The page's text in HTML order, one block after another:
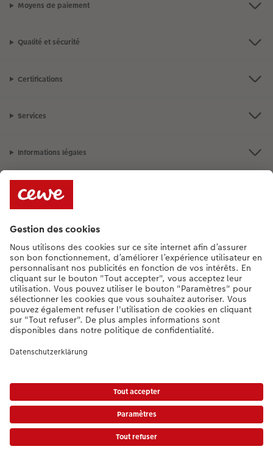
Moyens de paiement
Qualité et sécurité
Certifications
Services
Informations légales
Assortiment
Besoin d'aide ou d'un conseil pour créer votre produit ?+352 27397723
[Lu-Ve : 9:00 - 20:00h | Sa : 9.00 - 17:00h | Di : 12.00 - 16:00h]
FR|DE| EN
Liste des prix.
Protection des données Accessibilité